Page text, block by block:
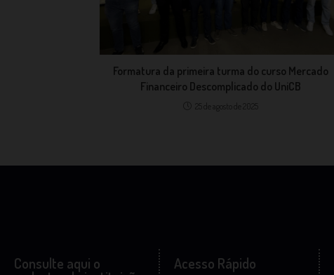
Formatura da primeira turma do curso Mercado
Financeiro Descomplicado do UniCB
25 de agosto de 2025
Consulte aqui o Acesso Rápido